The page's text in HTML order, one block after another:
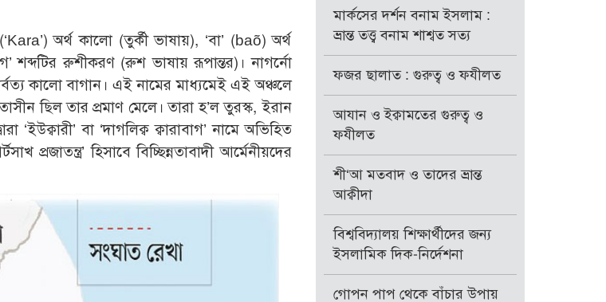
অর্থ কালো (তুর্কী ভাষায়), ‘বা’ (baõ) অর্থ
শব্দটির রুশীকরণ (রুশ ভাষায় রূপান্তর)। নাগর্নো
কালো বাগান। এই নামের মাধ্যমেই এই অঞ্চলে
ছিল তার প্রমাণ মেলে। তারা হ’ল তুরস্ক, ইরান
‘ইউক্বারী’ বা ‘দাগলিক্ব ক্বারাবাগ’ নামে অভিহিত
প্রজাতন্ত্র’ হিসাবে বিচ্ছিন্নতাবাদী আর্মেনীয়দের
মার্কসের দর্শন বনাম ইসলাম :
ভ্রান্ত তত্ত্ব বনাম শাশ্বত সত্য
ফজর ছালাত : গুরুত্ব ও ফযীলত
আযান ও ইক্বামতের গুরুত্ব ও
ফযীলত
শী‘আ মতবাদ ও তাদের ভ্রান্ত
আক্বীদা
বিশ্ববিদ্যালয় শিক্ষার্থীদের জন্য
ইসলামিক দিক-নির্দেশনা
গোপন পাপ থেকে বাঁচার উপায়